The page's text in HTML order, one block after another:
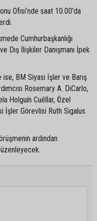
Ofisi’nde saat 10.00’da
Cumhurbaşkanlığı
Dış İlişkiler Danışmanı İpek
BM Siyasi İşler ve Barış
Rosemary A. DiCarlo,
Holguín Cuéllar, Özel
İşler Görevlisi Ruth Sigalus
ardından